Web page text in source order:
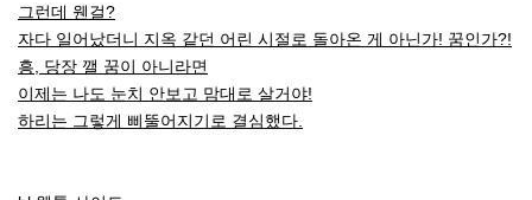
그런데 웬걸?
자다 일어났더니 지옥 같던 어린 시절로 돌아온 게 아닌가! 꿈인가?!
흥, 당장 깰 꿈이 아니라면
이제는 나도 눈치 안보고 맘대로 살거야!
하리는 그렇게 삐뚤어지기로 결심했다.